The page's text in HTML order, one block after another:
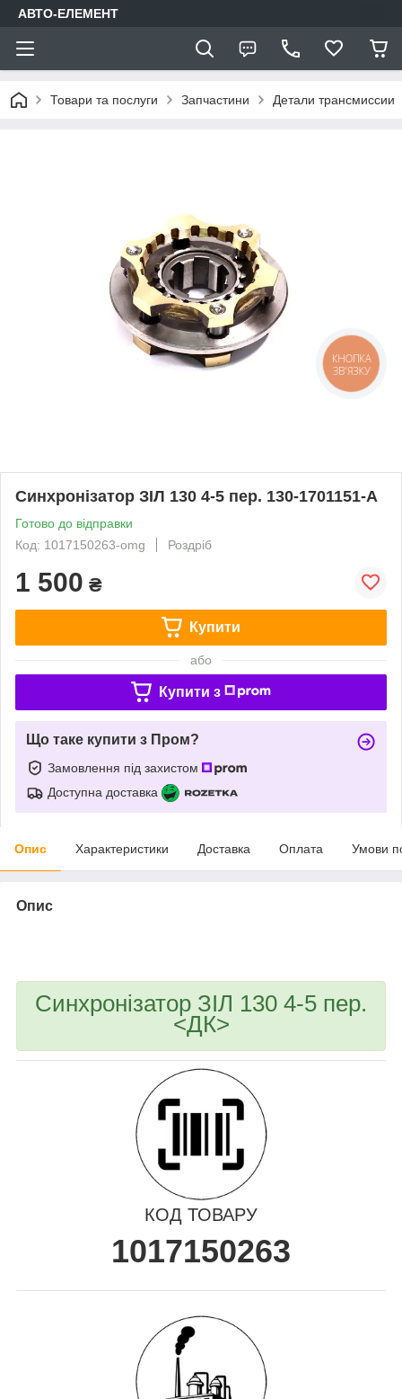
АВТО-ЕЛЕМЕНТ
Товари та послуги Запчастини Детали трансмиссии
Синхронізатор ЗІЛ 130 4-5 пер. 130-1701151-А
Готово до відправки
Код: 1017150263-omg
Роздріб
1 500 ₴
Купити
або
Купити з
Що таке купити з Пром?
Замовлення під захистом
Доступна доставка
Опис Характеристики Доставка Оплата Умови
Опис
Синхронізатор ЗІЛ 130 4-5 пер.
<ДК>
КОД ТОВАРУ
1017150263
КНОПКА
ЗВ'ЯЗКУ